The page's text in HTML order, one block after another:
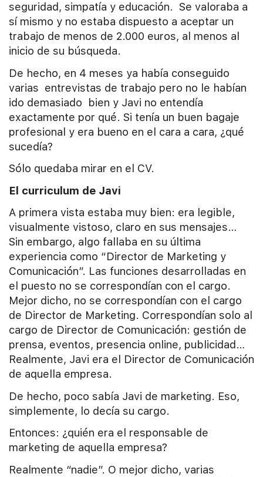
seguridad, simpatía y educación. Se valoraba a
sí mismo y no estaba dispuesto a aceptar un
trabajo de menos de 2.000 euros, al menos al
inicio de su búsqueda.
De hecho, en 4 meses ya había conseguido
varias entrevistas de trabajo pero no le habían
ido demasiado bien y Javi no entendía
exactamente por qué. Si tenía un buen bagaje
profesional y era bueno en el cara a cara, ¿qué
sucedía?
Sólo quedaba mirar en el CV.
El curriculum de Javi
A primera vista estaba muy bien: era legible,
visualmente vistoso, claro en sus mensajes…
Sin embargo, algo fallaba en su última
experiencia como “Director de Marketing y
Comunicación”. Las funciones desarrolladas en
el puesto no se correspondían con el cargo.
Mejor dicho, no se correspondían con el cargo
de Director de Marketing. Correspondían solo al
cargo de Director de Comunicación: gestión de
prensa, eventos, presencia online, publicidad…
Realmente, Javi era el Director de Comunicación
de aquella empresa.
De hecho, poco sabía Javi de marketing. Eso,
simplemente, lo decía su cargo.
Entonces: ¿quién era el responsable de
marketing de aquella empresa?
Realmente “nadie”. O mejor dicho, varias